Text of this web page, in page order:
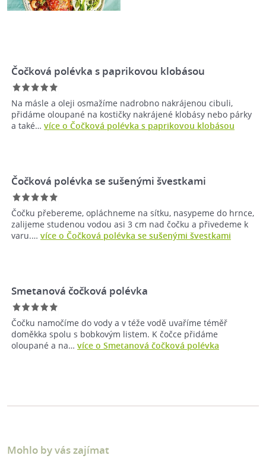
Čočková polévka s paprikovou klobásou
Na másle a oleji osmažíme nadrobno nakrájenou cibuli,
přidáme oloupané na kostičky nakrájené klobásy nebo párky
a také… více o Čočková polévka s paprikovou klobásou
Čočková polévka se sušenými švestkami
Čočku přebereme, opláchneme na sítku, nasypeme do hrnce,
zalijeme studenou vodou asi 3 cm nad čočku a přivedeme k
varu.… více o Čočková polévka se sušenými švestkami
Smetanová čočková polévka
Čočku namočíme do vody a v téže vodě uvaříme téměř
doměkka spolu s bobkovým listem. K čočce přidáme
oloupané a na… více o Smetanová čočková polévka
Mohlo by vás zajímat